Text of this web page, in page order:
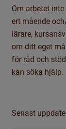
Om arbetet
ert mående
lärare,
om ditt eget
för råd och
kan söka hjälp.
Senast